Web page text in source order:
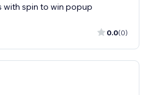
with spin to win popup
0.0(0)